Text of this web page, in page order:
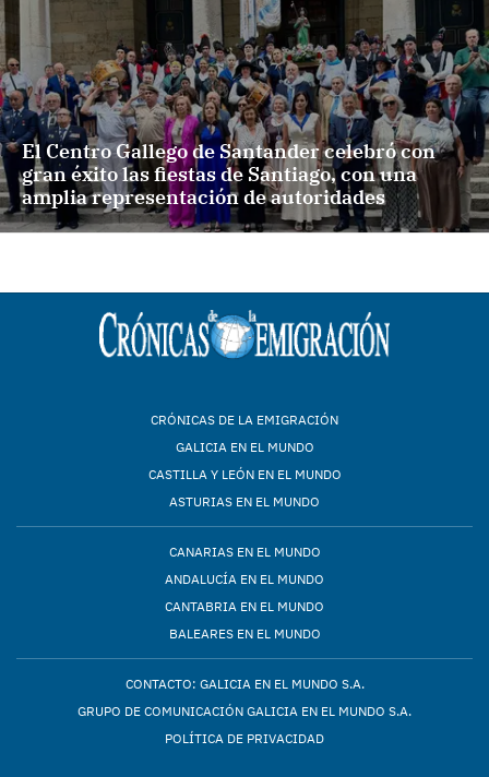
El Centro Gallego de Santander celebró con
gran éxito las fiestas de Santiago, con una
amplia representación de autoridades
CRÓNICAS DE LA EMIGRACIÓN
GALICIA EN EL MUNDO
CASTILLA Y LEÓN EN EL MUNDO
ASTURIAS EN EL MUNDO
CANARIAS EN EL MUNDO
ANDALUCÍA EN EL MUNDO
CANTABRIA EN EL MUNDO
BALEARES EN EL MUNDO
CONTACTO: GALICIA EN EL MUNDO S.A.
GRUPO DE COMUNICACIÓN GALICIA EN EL MUNDO S.A.
POLÍTICA DE PRIVACIDAD